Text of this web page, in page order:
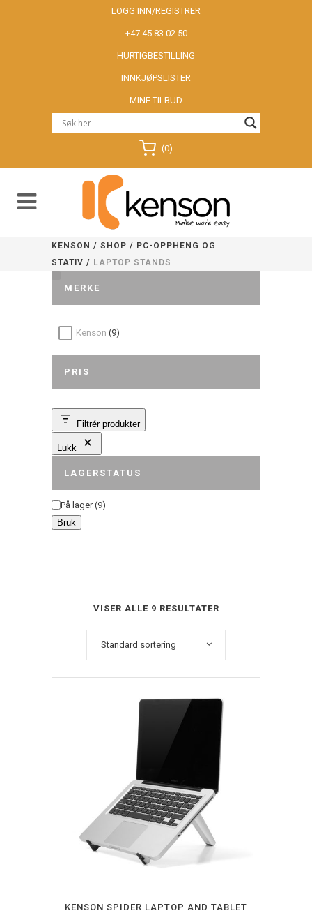
LOGG INN/REGISTRER
+47 45 83 02 50
HURTIGBESTILLING
INNKJØPSLISTER
MINE TILBUD
(0)
KENSON / SHOP / PC-OPPHENG OG
STATIV / LAPTOP STANDS
MERKE
Kenson (9)
PRIS
Filtrér produkter
Lukk
LAGERSTATUS
Status
På lager(9)
Bruk
VISER ALLE 9 RESULTATER
Standard sortering
LEGG I HANDLEKURV
KENSON SPIDER LAPTOP AND TABLET